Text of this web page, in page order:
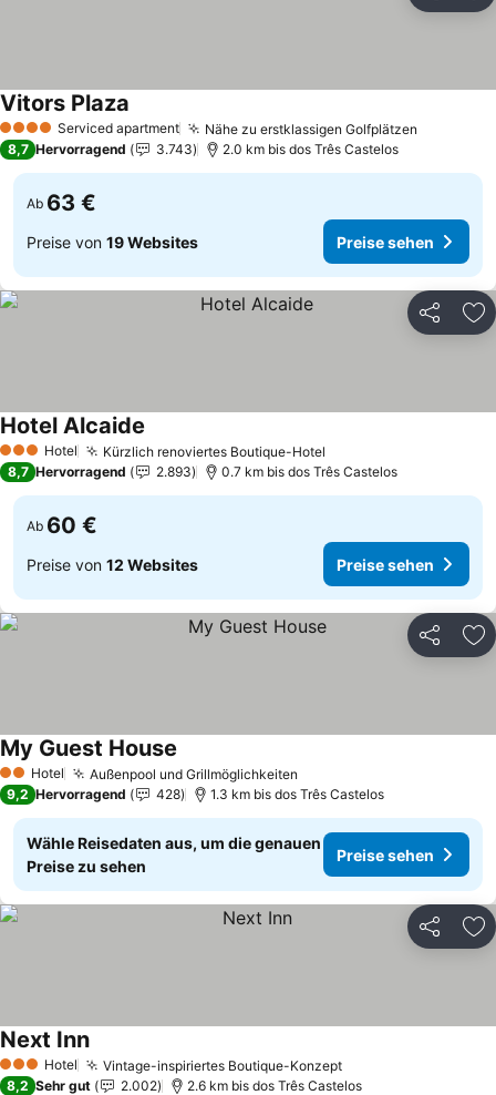
4 Sterne Serviced apartment Nähe zu erstklassigen Golfplätzen
Vitors Plaza
8,7 Hervorragend 3.743 2.0 km bis dos Três Castelos
Ab 63 €
Preise von 19 Websites Preise sehen
Teilen
3 SterneHotel Kürzlich renoviertes Boutique-Hotel
Hotel Alcaide
8,7 Hervorragend 2.893 0.7 km bis dos Três Castelos
Ab 60 €
Preise von 12 Websites Preise sehen
Teilen
2 Sterne
Hotel Außenpool und Grillmöglichkeiten
My Guest House
9,2 Hervorragend 428 1.3 km bis dos Três Castelos
Wähle Reisedaten aus, um die genauen
Preise zu sehen
Preise sehen
Teilen
3 SterneHotel Vintage-inspiriertes Boutique-KonzeptPreise sehen
Next InnPreise sehen
8,2 Sehr gut 2.002 2.6 km bis dos Três Castelos